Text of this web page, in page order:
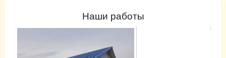
Наши работы